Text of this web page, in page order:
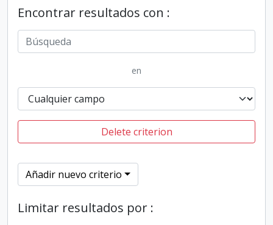
Encontrar resultados con :
en
Delete criterion
Añadir nuevo criterio
Limitar resultados por :